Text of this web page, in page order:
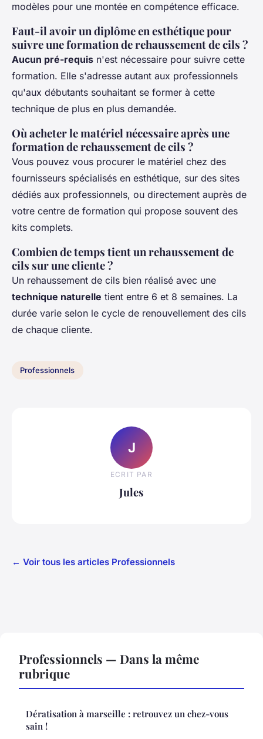
modèles pour une montée en compétence efficace.
Faut-il avoir un diplôme en esthétique pour
suivre une formation de rehaussement de cils ?
Aucun pré-requis n'est nécessaire pour suivre cette
formation. Elle s'adresse autant aux professionnels
qu'aux débutants souhaitant se former à cette
technique de plus en plus demandée.
Où acheter le matériel nécessaire après une
formation de rehaussement de cils ?
Vous pouvez vous procurer le matériel chez des
fournisseurs spécialisés en esthétique, sur des sites
dédiés aux professionnels, ou directement auprès de
votre centre de formation qui propose souvent des
kits complets.
Combien de temps tient un rehaussement de
cils sur une cliente ?
Un rehaussement de cils bien réalisé avec une
technique naturelle tient entre 6 et 8 semaines. La
durée varie selon le cycle de renouvellement des cils
de chaque cliente.
Professionnels
J
ECRIT PAR
Jules
← Voir tous les articles Professionnels
Professionnels — Dans la même
rubrique
Dératisation à marseille : retrouvez un chez-vous
sain !